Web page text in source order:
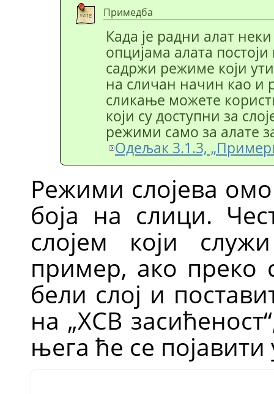
Примедба
Када је радни алат
опцијама алата постоји
садржи режиме који
на сличан начин као и
сликање можете
који су доступни за
режими само за алате
Одељак 3.1.3,
Режими слојева
боја на слици.
слојем који
пример, ако преко
бели слој и
на „ХСВ засићеност“
њега ће се